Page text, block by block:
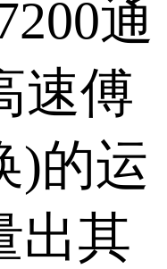
通
速傅
)的运
出其